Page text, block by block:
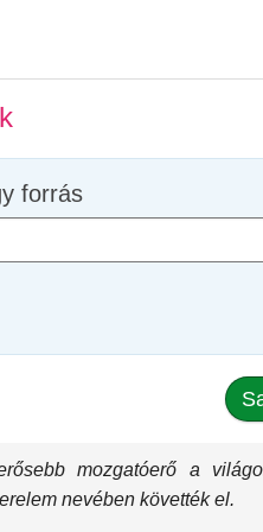
forrás
mozgatóerő a
nevében követték el.